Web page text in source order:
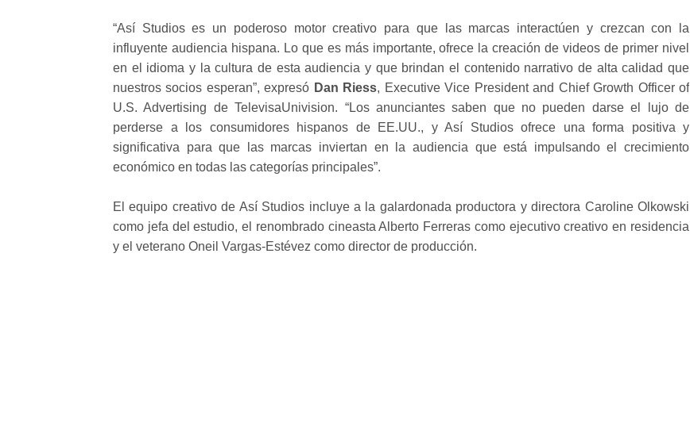
“Así Studios es un poderoso motor creativo para que las marcas interactúen y crezcan con la
influyente audiencia hispana. Lo que es más importante, ofrece la creación de videos de primer nivel
en el idioma y la cultura de esta audiencia y que brindan el contenido narrativo de alta calidad que
nuestros socios esperan”, expresó Dan Riess, Executive Vice President and Chief Growth Officer of
U.S. Advertising de TelevisaUnivision. “Los anunciantes saben que no pueden darse el lujo de
perderse a los consumidores hispanos de EE.UU., y Así Studios ofrece una forma positiva y
significativa para que las marcas inviertan en la audiencia que está impulsando el crecimiento
económico en todas las categorías principales”.
El equipo creativo de Así Studios incluye a la galardonada productora y directora Caroline Olkowski
como jefa del estudio, el renombrado cineasta Alberto Ferreras como ejecutivo creativo en residencia
y el veterano Oneil Vargas-Estévez como director de producción.